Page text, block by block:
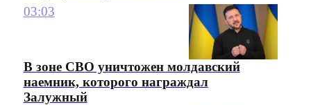
03:03
В зоне СВО уничтожен молдавский
наемник, которого награждал
Залужный